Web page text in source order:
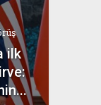
ilk